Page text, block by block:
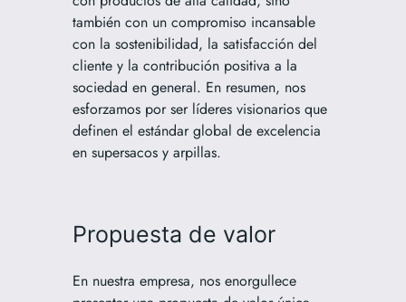
también con un compromiso incansable
con la sostenibilidad, la satisfacción del
cliente y la contribución positiva a la
sociedad en general. En resumen, nos
esforzamos por ser líderes visionarios que
definen el estándar global de excelencia
en supersacos y arpillas.
Propuesta de valor
En nuestra empresa, nos enorgullece